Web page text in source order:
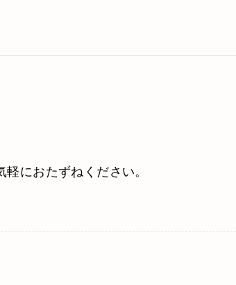
におたずねください。